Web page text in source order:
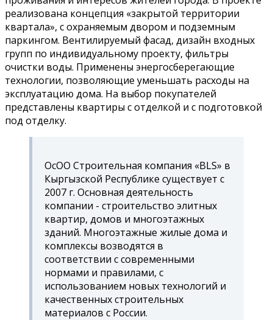
реализована концепция «закрытой территории
квартала», с охраняемым двором и подземным
паркингом. Вентилируемый фасад, дизайн входных
групп по индивидуальному проекту, фильтры
очистки воды. Применены энергосберегающие
технологии, позволяющие уменьшать расходы на
эксплуатацию дома. На выбор покупателей
представлены квартиры с отделкой и с подготовкой
под отделку.
ОсОО Строительная компания «BLS» в
Кыргызской Республике существует с
2007 г. Основная деятельность
компании - строительство элитных
квартир, домов и многоэтажных
зданий. Многоэтажные жилые дома и
комплексы возводятся в
соответствии с современными
нормами и правилами, с
использованием новых технологий и
качественных строительных
материалов с России.